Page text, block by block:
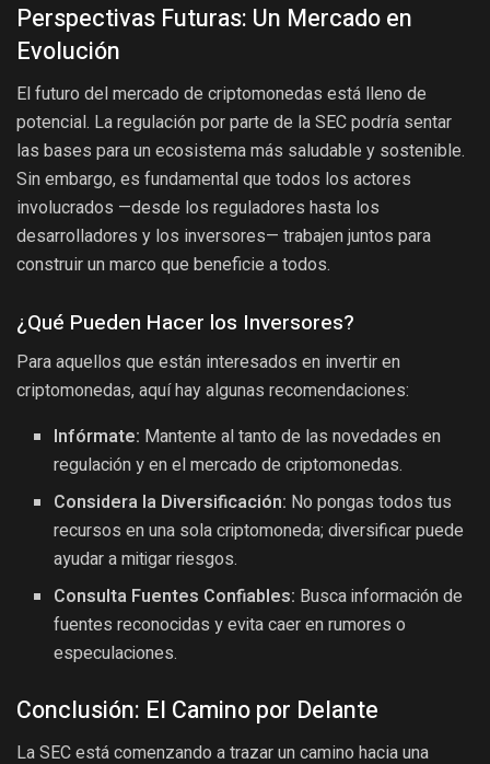
Perspectivas Futuras: Un Mercado en
Evolución
El futuro del mercado de criptomonedas está lleno de
potencial. La regulación por parte de la SEC podría sentar
las bases para un ecosistema más saludable y sostenible.
Sin embargo, es fundamental que todos los actores
involucrados —desde los reguladores hasta los
desarrolladores y los inversores— trabajen juntos para
construir un marco que beneficie a todos.
¿Qué Pueden Hacer los Inversores?
Para aquellos que están interesados en invertir en
criptomonedas, aquí hay algunas recomendaciones:
Infórmate: Mantente al tanto de las novedades en
regulación y en el mercado de criptomonedas.
Considera la Diversificación: No pongas todos tus
recursos en una sola criptomoneda; diversificar puede
ayudar a mitigar riesgos.
Consulta Fuentes Confiables: Busca información de
fuentes reconocidas y evita caer en rumores o
especulaciones.
Conclusión: El Camino por Delante
La SEC está comenzando a trazar un camino hacia una